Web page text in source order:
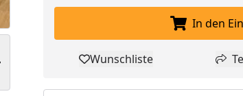
Bild anzeigen
zur Wunschliste hinzufügen
In den
Produkt zur Wunschliste
Wunschliste